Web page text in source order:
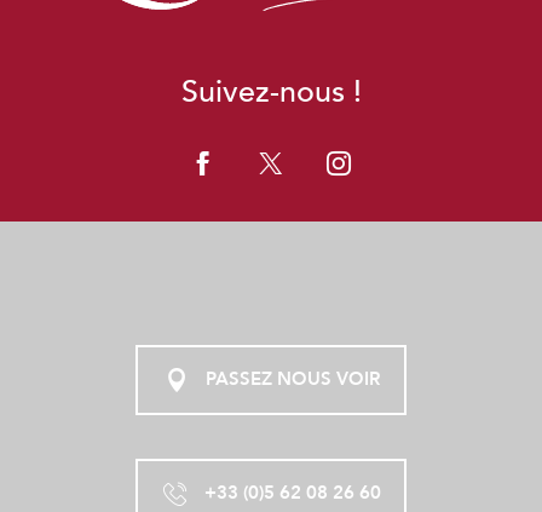
Suivez-nous !
PASSEZ NOUS VOIR
+33 (0)5 62 08 26 60